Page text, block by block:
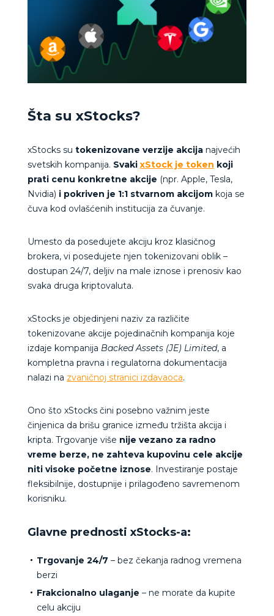
Šta su xStocks?
xStocks su tokenizovane verzije akcijanajvećih
svetskih kompanija. Svaki xStock je token koji
prati cenu konkretne akcije (npr. Apple, Tesla,
Nvidia) i pokriven je 1:1 stvarnom akcijomkoja se
čuva kod ovlašćenih institucija za čuvanje.
Umesto da posedujete akciju kroz klasičnog
brokera, vi posedujete njen tokenizovani oblik –
dostupan 24/7, deljiv na male iznose i prenosiv kao
svaka druga kriptovaluta.
xStocks je objedinjeni naziv za različite
tokenizovane akcije pojedinačnih kompanija koje
izdaje kompanija Backed Assets (JE) Limited, a
kompletna pravna i regulatorna dokumentacija
nalazi na zvaničnoj stranici izdavaoca.
Ono što xStocks čini posebno važnim jeste
činjenica da brišu granice između tržišta akcija i
kripta. Trgovanje više nije vezano za radno
vreme berze, ne zahteva kupovinu cele akcije
niti visoke početne iznose. Investiranje postaje
fleksibilnije, dostupnije i prilagođeno savremenom
korisniku.
Glavne prednosti xStocks-a:
Trgovanje 24/7 – bez čekanja radnog vremena
berzi
Frakcionalno ulaganje – ne morate da kupite
celu akciju